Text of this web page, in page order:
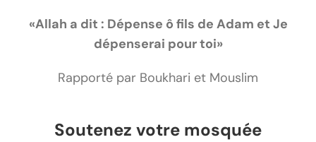
«Allah a dit : Dépense ô fils de Adam et Je
dépenserai pour toi»
Rapporté par Boukhari et Mouslim
Soutenez votre mosquée